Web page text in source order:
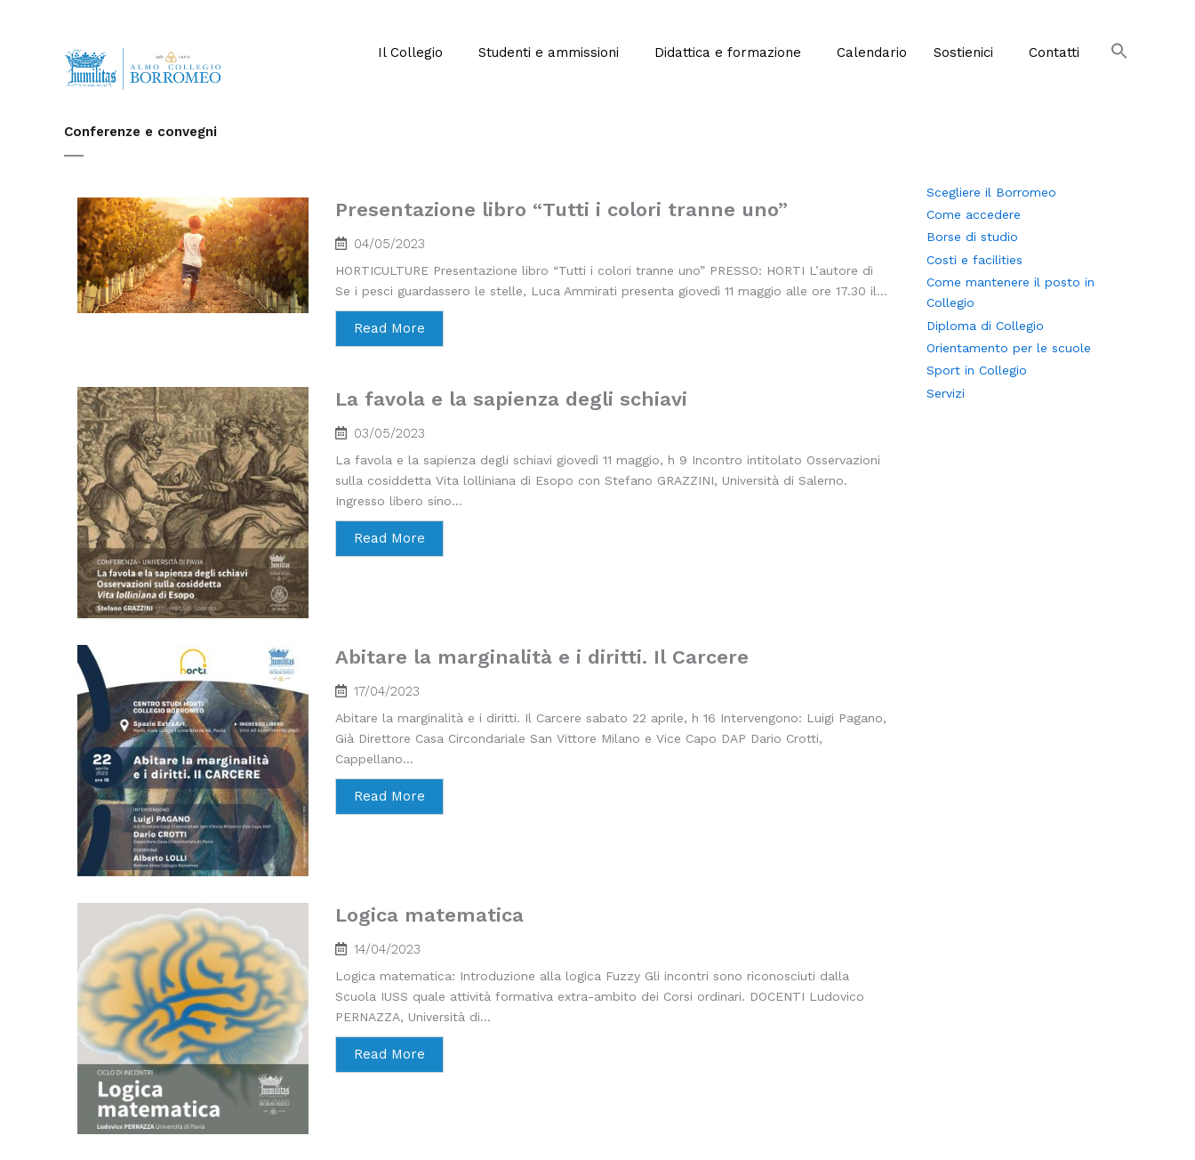
Il Collegio Studenti e ammissioni Didattica e formazione Calendario Sostienici Contatti
Conferenze e convegni
Scegliere il Borromeo
Come accedere
Borse di studio
Costi e facilities
Come mantenere il posto in
Collegio
Diploma di Collegio
Orientamento per le scuole
Sport in Collegio
Servizi
Presentazione libro “Tutti i colori tranne uno”
04/05/2023
HORTICULTURE Presentazione libro “Tutti i colori tranne uno” PRESSO: HORTI L’autore di
Se i pesci guardassero le stelle, Luca Ammirati presenta giovedì 11 maggio alle ore 17.30 il...
Read More
La favola e la sapienza degli schiavi
03/05/2023
La favola e la sapienza degli schiavi giovedì 11 maggio, h 9 Incontro intitolato Osservazioni
sulla cosiddetta Vita lolliniana di Esopo con Stefano GRAZZINI, Università di Salerno.
Ingresso libero sino...
Read More
Abitare la marginalità e i diritti. Il Carcere
17/04/2023
Abitare la marginalità e i diritti. Il Carcere sabato 22 aprile, h 16 Intervengono: Luigi Pagano,
Già Direttore Casa Circondariale San Vittore Milano e Vice Capo DAP Dario Crotti,
Cappellano...
Read More
Logica matematica
14/04/2023
Logica matematica: Introduzione alla logica Fuzzy Gli incontri sono riconosciuti dalla
Scuola IUSS quale attività formativa extra-ambito dei Corsi ordinari. DOCENTI Ludovico
PERNAZZA, Università di...
Read More